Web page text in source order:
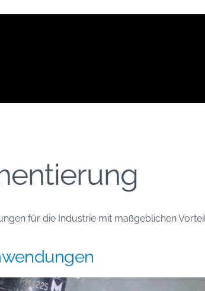
für die Industrie mit maßgeblichen